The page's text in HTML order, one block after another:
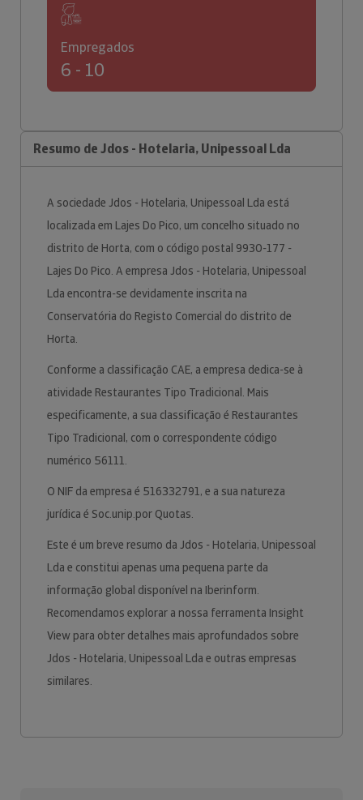
Empregados
6 - 10
Resumo de Jdos - Hotelaria, Unipessoal Lda
A sociedade Jdos - Hotelaria, Unipessoal Lda está
localizada em Lajes Do Pico, um concelho situado no
distrito de Horta, com o código postal 9930-177 -
Lajes Do Pico. A empresa Jdos - Hotelaria, Unipessoal
Lda encontra-se devidamente inscrita na
Conservatória do Registo Comercial do distrito de
Horta.
Conforme a classificação CAE, a empresa dedica-se à
atividade Restaurantes Tipo Tradicional. Mais
especificamente, a sua classificação é Restaurantes
Tipo Tradicional, com o correspondente código
numérico 56111.
O NIF da empresa é 516332791, e a sua natureza
jurídica é Soc.unip.por Quotas.
Este é um breve resumo da Jdos - Hotelaria, Unipessoal
Lda e constitui apenas uma pequena parte da
informação global disponível na Iberinform.
Recomendamos explorar a nossa ferramenta Insight
View para obter detalhes mais aprofundados sobre
Jdos - Hotelaria, Unipessoal Lda e outras empresas
similares.